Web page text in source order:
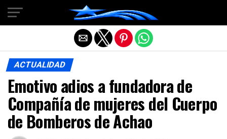
ACTUALIDAD
Emotivo adios a fundadora de
Compañía de mujeres del Cuerpo
de Bomberos de Achao
Salir de la versión móvil